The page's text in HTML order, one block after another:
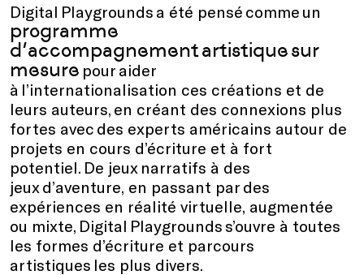
Digital Playgrounds a été pensé comme un
programme
d’accompagnement artistique sur
mesure pour aider
à l’internationalisation ces créations et de
leurs auteurs, en créant des connexions plus
fortes avec des experts américains autour de
projets en cours d’écriture et à fort
potentiel. De jeux narratifs à des
jeux d’aventure, en passant par des
expériences en réalité virtuelle, augmentée
ou mixte, Digital Playgrounds s’ouvre à toutes
les formes d’écriture et parcours
artistiques les plus divers.